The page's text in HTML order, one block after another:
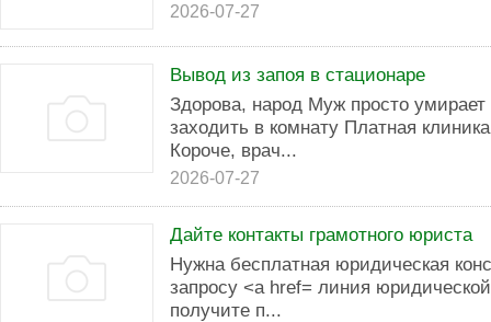
2026-07-27
Вывод из запоя в стационаре
Здорова, народ Муж просто умирает
заходить в комнату Платная
Короче, врач...
2026-07-27
Дайте контакты грамотного юриста
Нужна бесплатная юридическая
запросу <a href= линия
получите п...